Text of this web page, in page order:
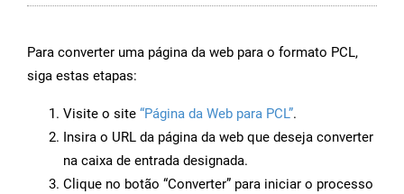
Para converter uma página da web para o formato PCL,
siga estas etapas:
Visite o site “Página da Web para PCL”.
Insira o URL da página da web que deseja converter
na caixa de entrada designada.
Clique no botão “Converter” para iniciar o processo